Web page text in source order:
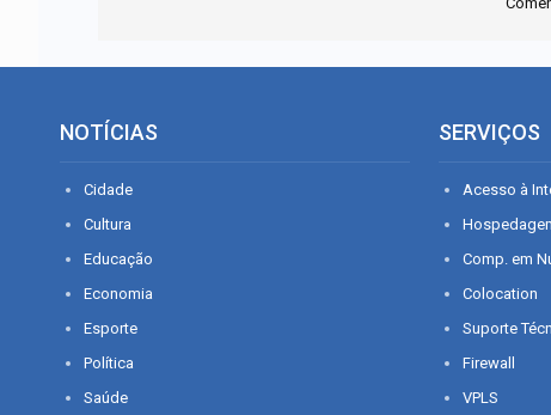
NOTÍCIAS
Cidade
Cultura
Educação
Economia
Esporte
Política
Saúde
SERVIÇOS
Acesso à
Comp. em
Colocation
Suporte
Firewall
VPLS